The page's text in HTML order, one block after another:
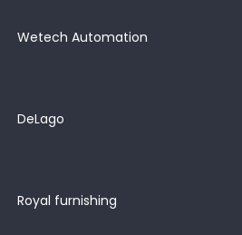
Wetech Automation
DeLago
Royal furnishing